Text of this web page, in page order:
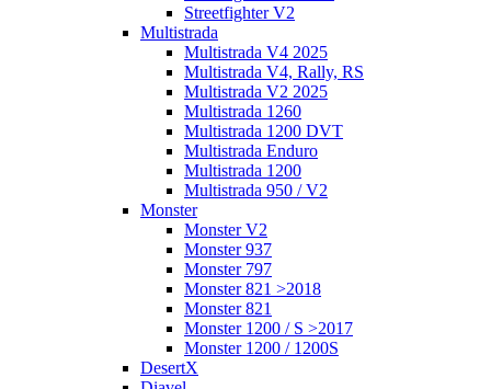
Streetfighter V2
Multistrada
Multistrada V4 2025
Multistrada V4, Rally, RS
Multistrada V2 2025
Multistrada 1260
Multistrada 1200 DVT
Multistrada Enduro
Multistrada 1200
Multistrada 950 / V2
Monster
Monster V2
Monster 937
Monster 797
Monster 821 >2018
Monster 821
Monster 1200 / S >2017
Monster 1200 / 1200S
DesertX